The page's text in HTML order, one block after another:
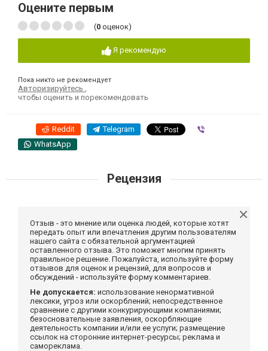
Оцените первым
(0 оценок)
Я рекомендую
Пока никто не рекомендует
Авторизируйтесь
чтобы оценить и порекомендовать
Reddit Telegram
WhatsApp
Рецензия
Отзыв - это мнение или оценка людей, которые хотят
передать опыт или впечатления другим пользователям
нашего сайта с обязательной аргументацией
оставленного отзыва. Это поможет многим принять
правильное решение. Пожалуйста, используйте форму
отзывов для оценок и рецензий, для вопросов и
обсуждений - используйте форму комментариев.
Не допускается: использование ненормативной
лексики, угроз или оскорблений; непосредственное
сравнение с другими конкурирующими компаниями;
безосновательные заявления, оскорбляющие
деятельность компании и/или ее услуги; размещение
ссылок на сторонние интернет-ресурсы; реклама и
самореклама.